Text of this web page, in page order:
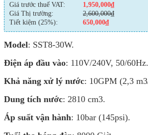
Giá trước thuế VAT: 1,950,000₫
Giá Thị trường:
2,600,000₫
Tiết kiệm (25%):
650,000₫
Model: SST8-30W.
Điện áp đầu vào: 110V/240V, 50/60Hz.
Khả năng xử lý nước: 10GPM (2,3
Dung tích nước: 2810 cm3.
Áp suất vận hành: 10bar (145psi).